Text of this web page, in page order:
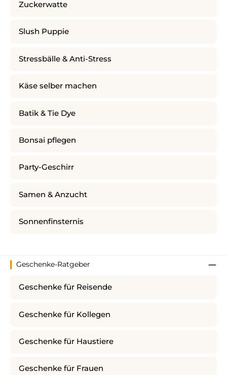
Zuckerwatte
Slush Puppie
Stressbälle & Anti-Stress
Käse selber machen
Batik & Tie Dye
Bonsai pflegen
Party-Geschirr
Samen & Anzucht
Sonnenfinsternis
Geschenke-Ratgeber
Geschenke für Reisende
Geschenke für Kollegen
Geschenke für Haustiere
Geschenke für Frauen